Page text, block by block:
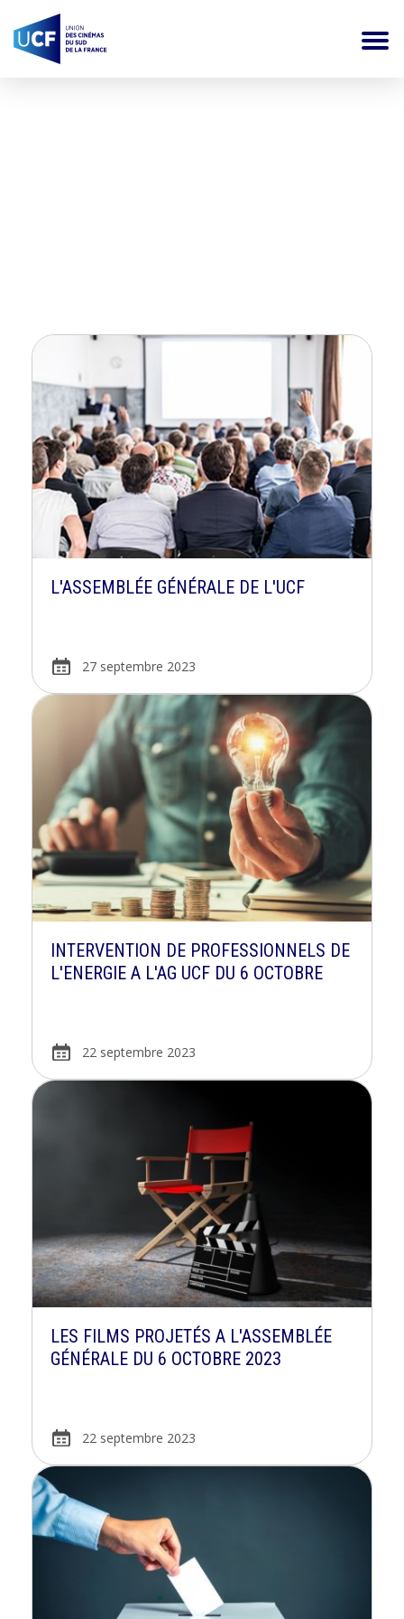
L'ASSEMBLÉE GÉNÉRALE DE L'UCF
27 septembre 2023
INTERVENTION DE PROFESSIONNELS DE
L'ENERGIE A L'AG UCF DU 6 OCTOBRE
22 septembre 2023
LES FILMS PROJETÉS A L'ASSEMBLÉE
GÉNÉRALE DU 6 OCTOBRE 2023
22 septembre 2023